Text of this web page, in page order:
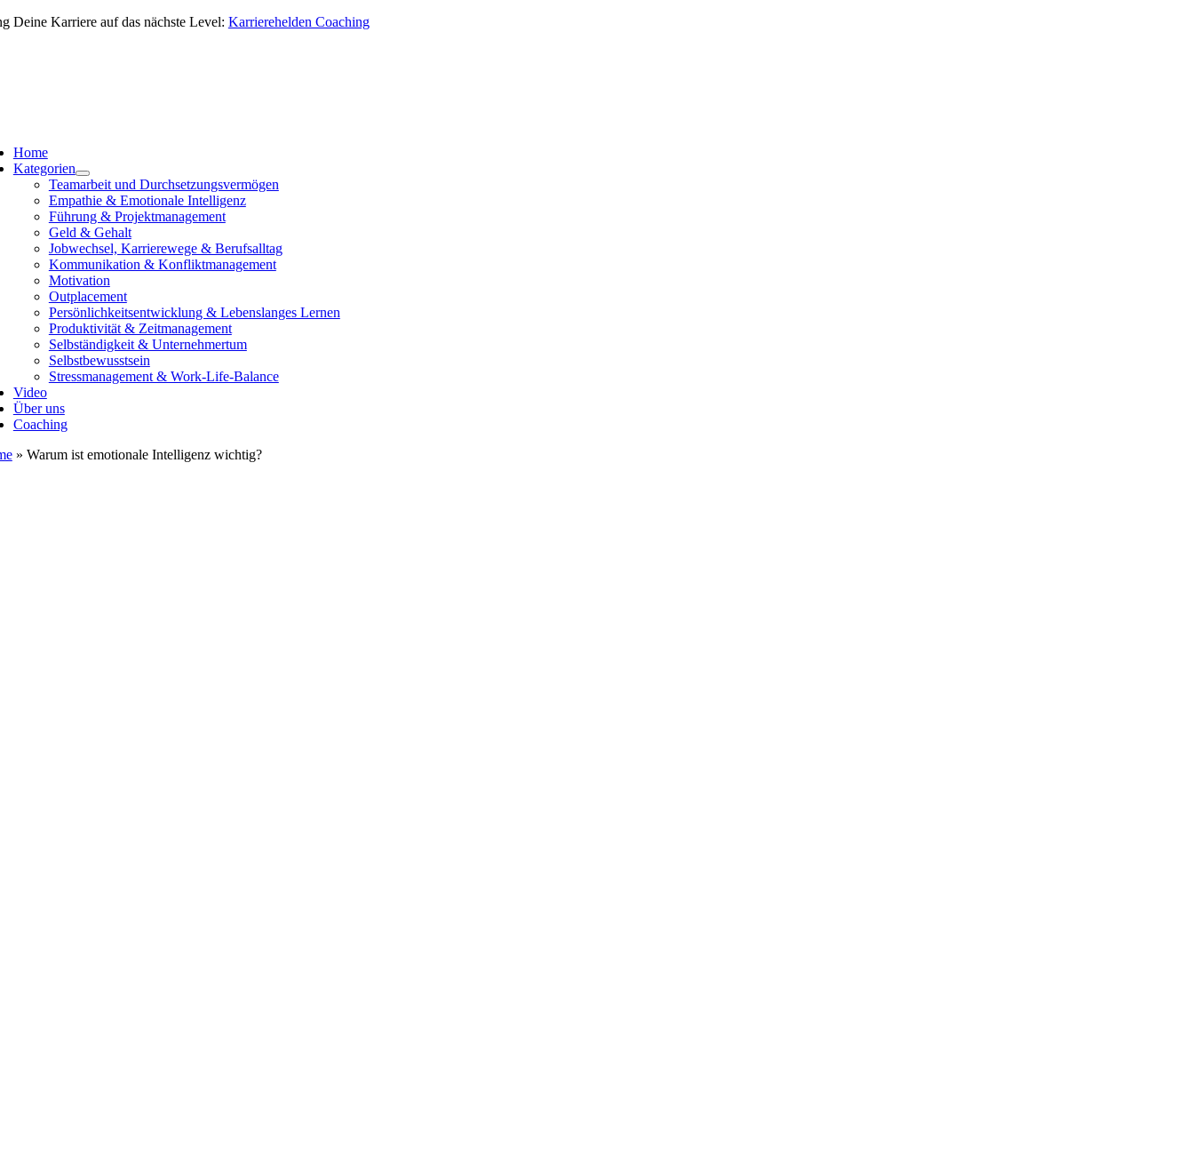
Zum
Deine Karriere auf das nächste Level: Karrierehelden Coaching
Home
Kategorien
Teamarbeit und Durchsetzungsvermögen
Empathie & Emotionale Intelligenz
Führung & Projektmanagement
Geld & Gehalt
Jobwechsel, Karrierewege & Berufsalltag
Kommunikation & Konfliktmanagement
Motivation
Outplacement
Persönlichkeitsentwicklung & Lebenslanges Lernen
Produktivität & Zeitmanagement
Selbständigkeit & Unternehmertum
Selbstbewusstsein
Stressmanagement & Work-Life-Balance
Video
Über uns
Coaching
» Warum ist emotionale Intelligenz wichtig?